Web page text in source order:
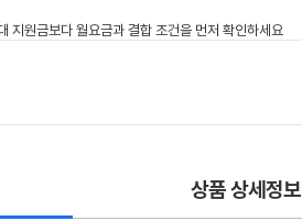
상품 상세정보